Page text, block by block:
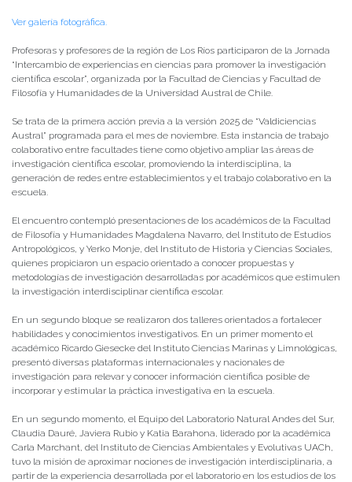
Ver galería fotográfica.
Profesoras y profesores de la región de Los Ríos participaron de la Jornada
“Intercambio de experiencias en ciencias para promover la investigación
científica escolar”, organizada por la Facultad de Ciencias y Facultad de
Filosofía y Humanidades de la Universidad Austral de Chile.
Se trata de la primera acción previa a la versión 2025 de “Valdiciencias
Austral” programada para el mes de noviembre. Esta instancia de trabajo
colaborativo entre facultades tiene como objetivo ampliar las áreas de
investigación científica escolar, promoviendo la interdisciplina, la
generación de redes entre establecimientos y el trabajo colaborativo en la
escuela.
El encuentro contempló presentaciones de los académicos de la Facultad
de Filosofía y Humanidades Magdalena Navarro, del Instituto de Estudios
Antropológicos, y Yerko Monje, del Instituto de Historia y Ciencias Sociales,
quienes propiciaron un espacio orientado a conocer propuestas y
metodologías de investigación desarrolladas por académicos que estimulen
la investigación interdisciplinar científica escolar.
En un segundo bloque se realizaron dos talleres orientados a fortalecer
habilidades y conocimientos investigativos. En un primer momento el
académico Ricardo Giesecke del Instituto Ciencias Marinas y Limnológicas,
presentó diversas plataformas internacionales y nacionales de
investigación para relevar y conocer información científica posible de
incorporar y estimular la práctica investigativa en la escuela.
En un segundo momento, el Equipo del Laboratorio Natural Andes del Sur,
Claudia Dauré, Javiera Rubio y Katia Barahona, liderado por la académica
Carla Marchant, del Instituto de Ciencias Ambientales y Evolutivas UACh,
tuvo la misión de aproximar nociones de investigación interdisciplinaria, a
partir de la experiencia desarrollada por el laboratorio en los estudios de los